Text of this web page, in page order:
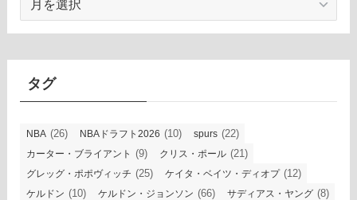
カ
タグ
NBA (26) NBAドラフト2026 (10) spurs (22)
カーター・ブライアント (9) クリス・ポール (21)
グレッグ・ポポヴィッチ (25) ケイタ・ベイツ・ディオプ(12)
ケルドン (10) ケルドン・ジョンソン (66) サディアス・ヤング (8)